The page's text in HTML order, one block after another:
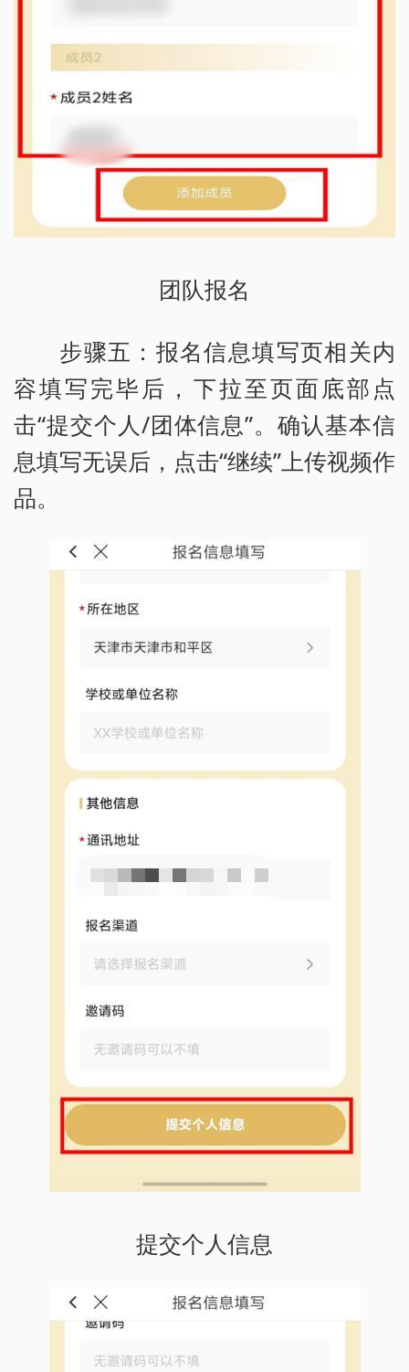
团队报名
步骤五：报名信息填写页相关内
容填写完毕后，下拉至页面底部点
击“提交个人/团体信息”。确认基本信
息填写无误后，点击“继续”上传视频作
品。
提交个人信息